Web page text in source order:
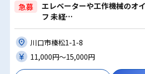
急募
エレベーターや工作機械のオ
フ 未経…
川口市榛松1-1-8
11,000円〜15,000円